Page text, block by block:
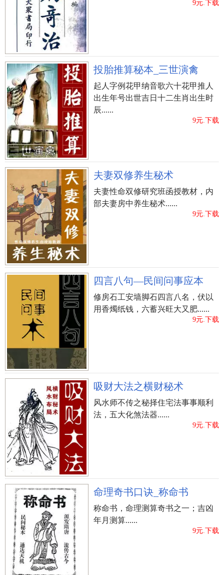
?、许骏琛
【字意】 骏表明出色、又高又大、良马；琛表明翠
玉、至宝、琛宝，实际意义幽美。
【喻意】 该姓名能够趣解得：“良马 • 至宝”。
【乐律】 许、骏、琛的读音是xǔ、jùn、chēn，音调
为上声、去声、阳平。
【字形】 许为左右结构，姓名学笔画11画；骏为左
右结构，姓名学笔画17画；琛为左右结构，姓名学
笔画13画；字形幽美，有利于撰写。
【五格】 该姓名的五格笔画配搭为11-17-13，五格
出众。
?、许嘉德
【字意】 嘉表明吉祥如意、快乐、幸福快乐；德表
明福、品性、德望，实际意义幽美。
【喻意】 该姓名能够趣解得：“德茂椒涂绵福履
教敷兰掖集嘉祥县”。四字成语嘉言善状 恩德如山
拓展了姓名的诗意。
【乐律】 许、嘉、德的字读音是xǔ、jiā、dé，音调
为上声、阳平、阴平。
【字形】 许为左右结构，姓名学笔画11画；嘉为上
下结构，姓名学笔画14画；德为左右结构，姓名学
笔画15画；字形幽美，有利于撰写。
【五格】 该姓名的五格笔画配搭为11-14-15，五格
出众。
?、许曦晨
【字意】 曦表明太阳光、太阳、曦光；晨表明清
晨、晨明、晨辉，实际意义幽美。
【喻意】 该姓名能够趣解得：“如太阳光的第一缕
晨熙”。四字成语东曦既驾 晨炊星饭拓展了姓名的
诗意。
【乐律】 许、曦、晨的字读音是xǔ、xī、chén，音
调为上声、阳平、阴平。
【字形】 许为左右结构，姓名学笔画11画；曦为左
右结构，姓名学笔画20画；晨为上下结构，姓名学
笔画11画；字形不错。
【五格】 该姓名的五格笔画配搭为11-20-11，五格
吉祥。
9元.下载
投胎推算秘本_三世演禽
起人字例花甲纳音歌六十花甲推人
出生年号出世吉日十二生肖出生时
辰......
9元.下载
夫妻双修养生秘术
夫妻性命双修研究班函授教材，内
部夫妻房中养生秘术......
9元.下载
四言八句—民间问事应本
修房石工安墙脚石四言八名，伏以
用香燭纸钱，六蓄兴旺大又肥......
9元.下载
吸财大法之横财秘术
风水师不传之秘择住宅法事事顺利
法，五大化煞法器......
9元.下载
命理奇书口诀_称命书
称命书，命理测算奇书之一；吉凶
年月测算......
9元.下载